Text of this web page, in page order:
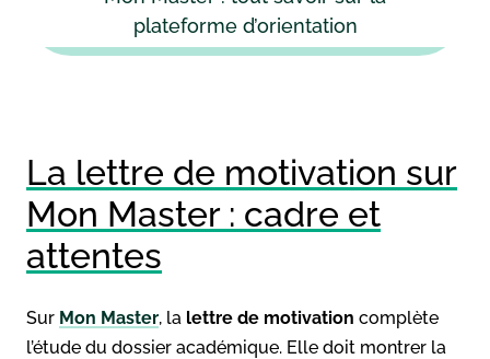
plateforme d’orientation
La lettre de motivation sur
Mon Master : cadre et
attentes
Sur Mon Master, la lettre de motivation complète
l’étude du dossier académique. Elle doit montrer la